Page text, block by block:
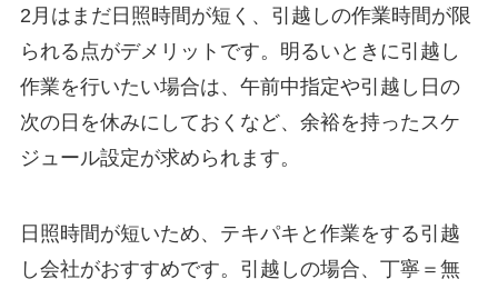
2月はまだ日照時間が短く、引越しの作業時間が限
られる点がデメリットです。明るいときに引越し
作業を行いたい場合は、午前中指定や引越し日の
次の日を休みにしておくなど、余裕を持ったスケ
ジュール設定が求められます。
日照時間が短いため、テキパキと作業をする引越
し会社がおすすめです。引越しの場合、丁寧＝無